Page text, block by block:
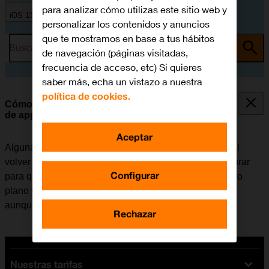
iOS 13.0
Busca por problema o tema
Cómo seleccionar los ajustes de la actualización
de apps en segundo plano
Algunas apps siguen funcionando en segundo plano al
volver a la pantalla de inicio. El móvil se puede configurar
para que actualice el contenido de las apps en segundo
plano y así se puede seguir recibiendo notificaciones
aunque una app no esté activa.
Nuestras tarifas
para analizar cómo utilizas este sitio web y
personalizar los contenidos y anuncios
que te mostramos en base a tus hábitos
de navegación (páginas visitadas,
frecuencia de acceso, etc) Si quieres
saber más, echa un vistazo a nuestra
política de cookies.
Configurar
Rechazar
Aceptar